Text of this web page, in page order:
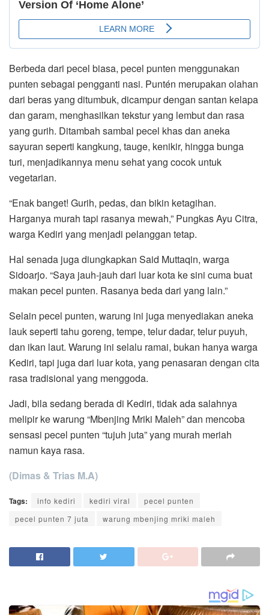
Berbeda dari pecel biasa, pecel punten menggunakan
punten sebagai pengganti nasi. Puntén merupakan olahan
dari beras yang ditumbuk, dicampur dengan santan kelapa
dan garam, menghasilkan tekstur yang lembut dan rasa
yang gurih. Ditambah sambal pecel khas dan aneka
sayuran seperti kangkung, tauge, kenikir, hingga bunga
turi, menjadikannya menu sehat yang cocok untuk
vegetarian.
“Enak banget! Gurih, pedas, dan bikin ketagihan.
Harganya murah tapi rasanya mewah,” Pungkas Ayu Citra,
warga Kediri yang menjadi pelanggan tetap.
Hal senada juga diungkapkan Said Muttaqin, warga
Sidoarjo. “Saya jauh-jauh dari luar kota ke sini cuma buat
makan pecel punten. Rasanya beda dari yang lain.”
Selain pecel punten, warung ini juga menyediakan aneka
lauk seperti tahu goreng, tempe, telur dadar, telur puyuh,
dan ikan laut. Warung ini selalu ramai, bukan hanya warga
Kediri, tapi juga dari luar kota, yang penasaran dengan cita
rasa tradisional yang menggoda.
Jadi, bila sedang berada di Kediri, tidak ada salahnya
melipir ke warung “Mbenjing Mriki Maleh” dan mencoba
sensasi pecel punten “tujuh juta” yang murah meriah
namun kaya rasa.
(Dimas & Trias M.A)
Tags: info kediri kediri viral
pecel punten
pecel punten 7 juta
warung mbenjing mriki maleh